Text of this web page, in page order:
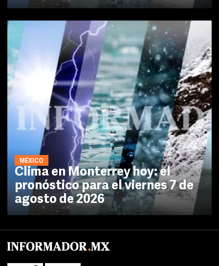
MÉXICO
Clima en Monterrey hoy: el
pronóstico para el viernes 7 de
agosto de 2026